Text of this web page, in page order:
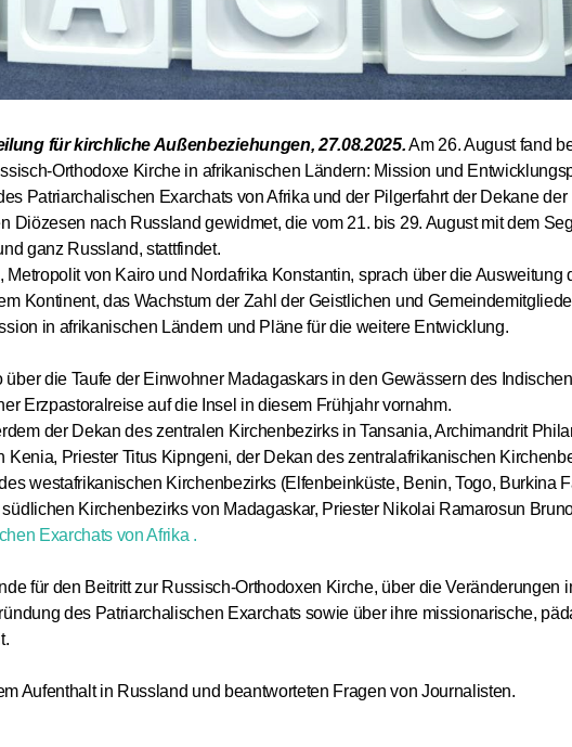
für kirchliche Außenbeziehungen, 27.08.2025.Am 26. August fand
Orthodoxe Kirche in afrikanischen Ländern: Mission und
Patriarchalischen Exarchats von Afrika und der Pilgerfahrt der Dekane der
Diözesen nach Russland gewidmet, die vom 21. bis 29. August mit dem
ganz Russland, stattfindet.
von Kairo und Nordafrika Konstantin, sprach über die Ausweitung
Kontinent, das Wachstum der Zahl der Geistlichen und
in afrikanischen Ländern und Pläne für die weitere Entwicklung.
die Taufe der Einwohner Madagaskars in den Gewässern des
Erzpastoralreise auf die Insel in diesem Frühjahr vornahm.
der Dekan des zentralen Kirchenbezirks in Tansania, Archimandrit
Priester Titus Kipngeni, der Dekan des zentralafrikanischen
westafrikanischen Kirchenbezirks (Elfenbeinküste, Benin, Togo, Burkina
Kirchenbezirks von Madagaskar, Priester Nikolai Ramarosun
Exarchats von Afrika .
für den Beitritt zur Russisch-Orthodoxen Kirche, über die Veränderungen
des Patriarchalischen Exarchats sowie über ihre missionarische,
Aufenthalt in Russland und beantworteten Fragen von Journalisten.
Gesetzes
der
Seine
Kyrill traf
des
Exarchats
Metropolit
von
mit dem
der
Die
im Bereich
der